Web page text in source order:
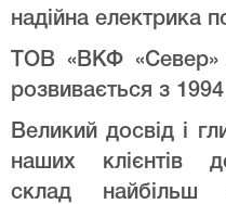
надійна електрика
ТОВ «ВКФ «Север»
розвивається з
Великий досвід і
наших клієнтів
склад найбільш